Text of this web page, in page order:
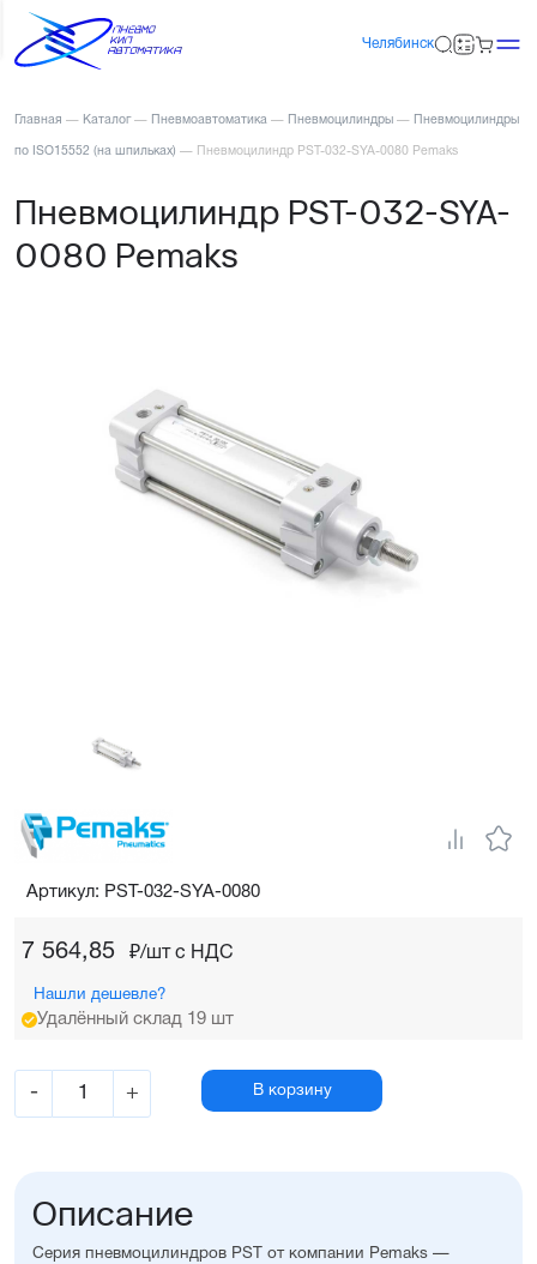
Челябинск
Главная — Каталог — Пневмоавтоматика — Пневмоцилиндры — Пневмоцилиндры
по ISO15552 (на шпильках) — Пневмоцилиндр PST-032-SYA-0080 Pemaks
Пневмоцилиндр PST-032-SYA-
0080 Pemaks
7 564,85 ₽/шт c НДС
Нашли дешевле?
Удалённый склад 19 шт
- + В корзину
Артикул: PST-032-SYA-0080
Описание
Серия пневмоцилиндров PST от компании Pemaks —